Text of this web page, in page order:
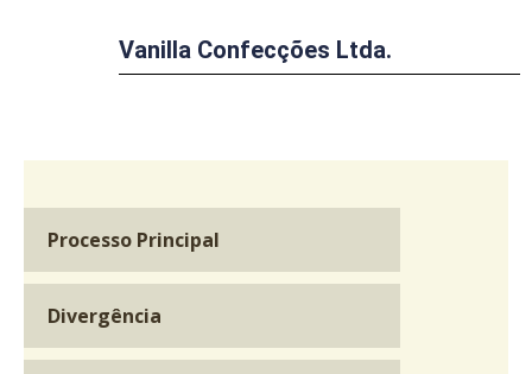
Vanilla Confecções Ltda.
Processo Principal
Divergência